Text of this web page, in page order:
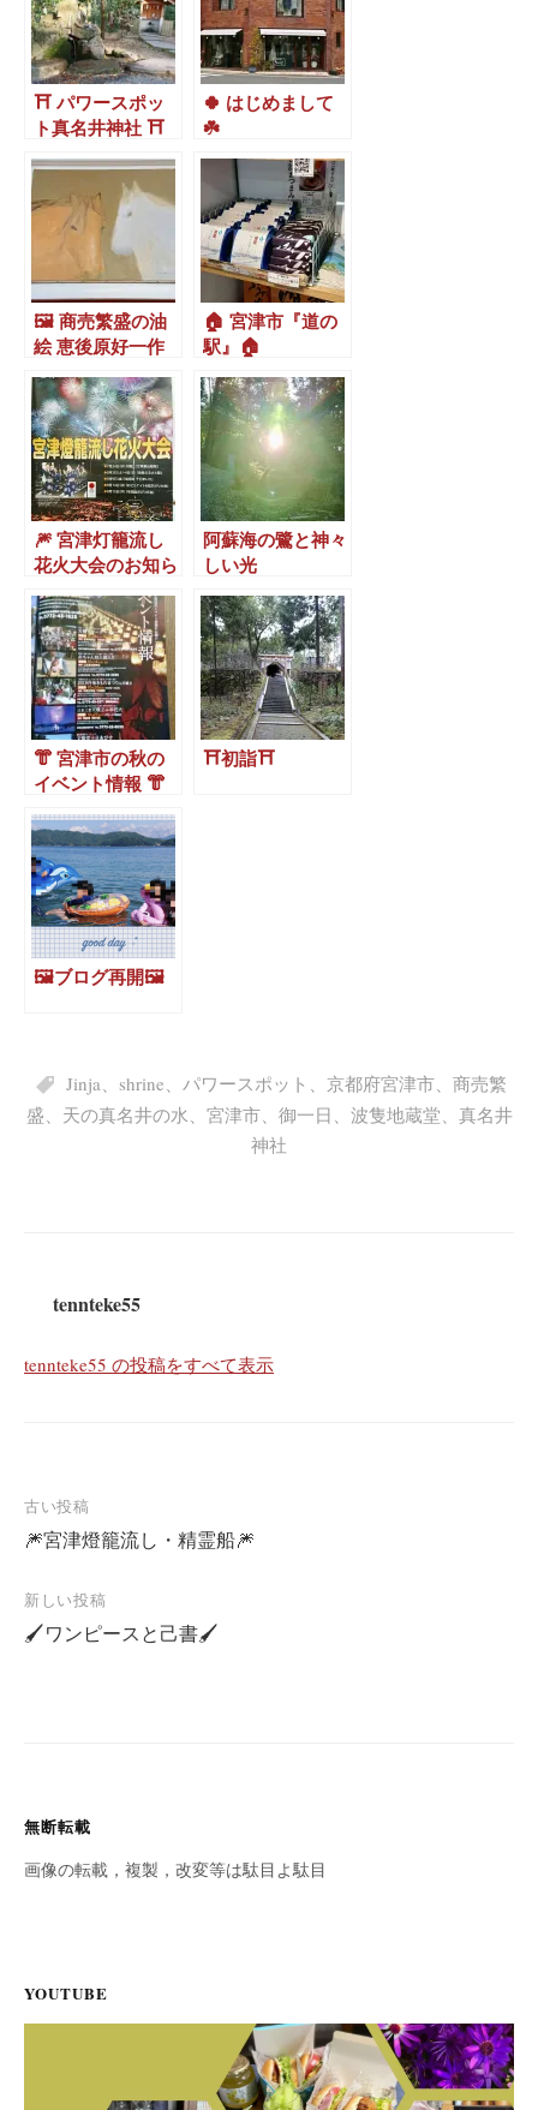
⛩ パワースポッ
ト真名井神社 ⛩
🍀 はじめまして
☘️
🖼 商売繁盛の油
絵 恵後原好一作
「赤富士」🖼
🏠 宮津市『道の
駅』🏠
🎆 宮津灯籠流し
花火大会のお知ら
せ 🎆
阿蘇海の鷺と神々
しい光
👘 宮津市の秋の
イベント情報 👘
⛩初詣⛩
🖼ブログ再開🖼
Jinja shrine パワースポット 京都府宮津市、 商売繁
盛、 天の真名井の水、 宮津市、 御一日 、 波隻地蔵堂、 真名井
神社
tennteke55
tennteke55 の投稿をすべて表示
投
稿
ナ
ビ
ゲ
古い投稿
🎆宮津燈籠流し・精霊船🎆
新しい投稿
🖌ワンピースと己書🖌
無断転載
画像の転載，複製，改変等は駄目よ駄目
YOUTUBE